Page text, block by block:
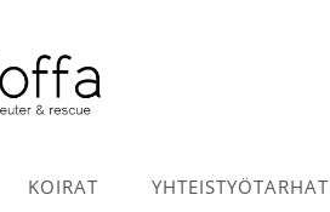
KOIRAT YHTEISTYÖTARHAT